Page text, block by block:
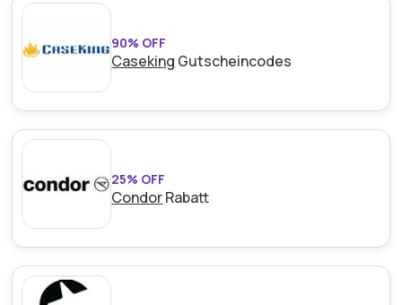
90% OFF
Caseking Gutscheincodes
25% OFF
CondorRabatt